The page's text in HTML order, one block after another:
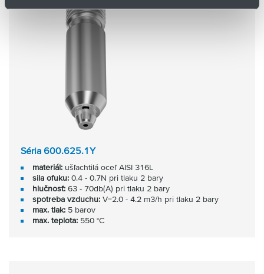
Séria 600.625.1Y
materiál: ušľachtilá oceľ AISI 316L
sila ofuku: 0.4 - 0.7N pri tlaku 2 bary
hlučnosť: 63 - 70db(A) pri tlaku 2 bary
spotreba vzduchu: V=2.0 - 4.2 m3/h pri tlaku 2 bary
max. tlak: 5 barov
max. teplota: 550 °C